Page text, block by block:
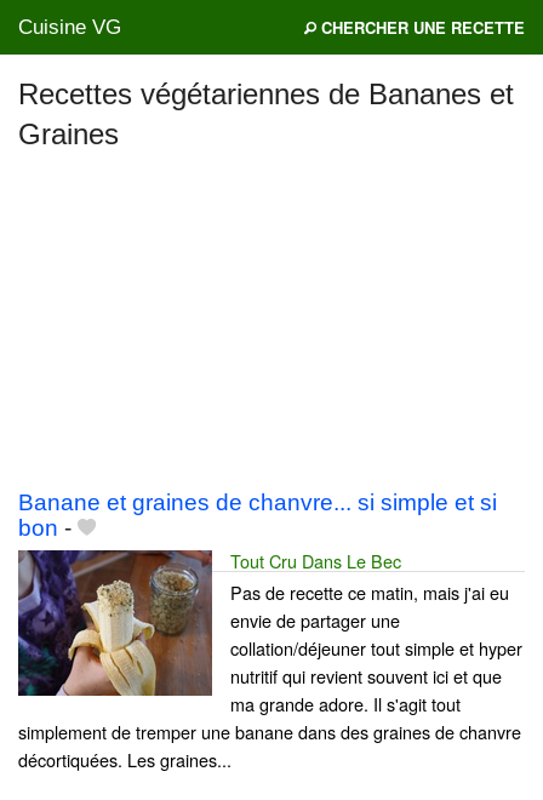
Cuisine VG CHERCHER UNE RECETTE
Recettes végétariennes de Bananes et
Graines
Banane et graines de chanvre... si simple et si
bon -
Tout Cru Dans Le Bec
Pas de recette ce matin, mais j'ai eu
envie de partager une
collation/déjeuner tout simple et hyper
nutritif qui revient souvent ici et que
ma grande adore. Il s'agit tout
simplement de tremper une banane dans des graines de chanvre
décortiquées. Les graines...